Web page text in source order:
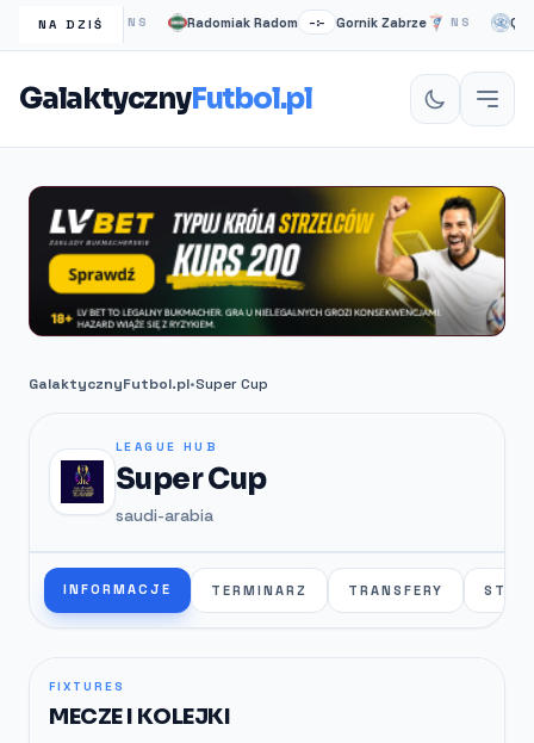
NA DZIŚ
Barnet NS Radomiak Radom –:– Gornik Zabrze NS QPR
GalaktycznyFutbol.pl
GalaktycznyFutbol.pl•Super Cup
LEAGUE HUB
Super Cup
saudi-arabia
INFORMACJE TERMINARZ TRANSFERY
FIXTURES
MECZE I KOLEJKI